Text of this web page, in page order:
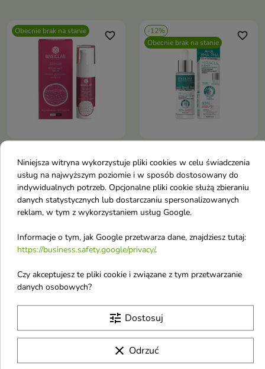
Obecnie brak na stanie favorite_border
redukujące Serum 10%
kwasu azelainowego,
BHA, glicyryzyna 30 ml
Serum z 10% kwasem
łagodzącymi, które redukuje
niedoskonałości,
jednocześnie wyrównując
koloryt i regulując sebum
36,80 €
-12%
Obecnie brak na stanie
favorite_border
BHA PHA Miracle
dwufazowe Serum do
twarzy rozświetlające
30 ml
Therapy – kwasy AHA, BHA,
PHA i witamina C. Rozjaśnia,
wygładza, reguluje sebum i
zdrowy blask
7,04 €
Obecnie brak na stanie
Niniejsza witryna wykorzystuje pliki cookies w celu świadczenia
usług na najwyższym poziomie i w sposób dostosowany do
indywidualnych potrzeb. Opcjonalne pliki cookie służą zbieraniu
danych statystycznych lub dostarczaniu spersonalizowanych
reklam, w tym z wykorzystaniem usług Google.
Informacje o tym, jak Google przetwarza dane, znajdziesz tutaj:
https://business.safety.google/privacy/.
Czy akceptujesz te pliki cookie i związane z tym przetwarzanie
danych osobowych?
tune Dostosuj
clear Odrzuć